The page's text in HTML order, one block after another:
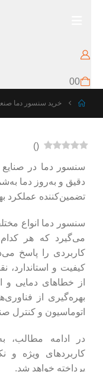
00
خرید سنسور دما
(
)
سنسور دما در صنایع
دقیق و به‌روز دما
تضمین‌کننده عملکرد
می‌گیرد که هر
کاربردی را پاسخ
کیفیت و
از خطاهای دمایی و
بهره‌گیری از
اتوماسیون و
در ادامه مطالب،
کاربردهای ویژه و
پرداخته خواهد شد.